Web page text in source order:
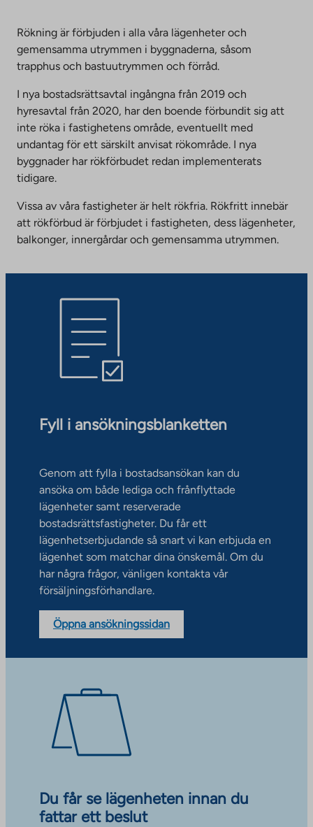
Rökning är förbjuden i alla våra lägenheter och
gemensamma utrymmen i byggnaderna, såsom
trapphus och bastuutrymmen och förråd.
I nya bostadsrättsavtal ingångna från 2019 och
hyresavtal från 2020, har den boende förbundit sig att
inte röka i fastighetens område, eventuellt med
undantag för ett särskilt anvisat rökområde. I nya
byggnader har rökförbudet redan implementerats
tidigare.
Vissa av våra fastigheter är helt rökfria. Rökfritt innebär
att rökförbud är förbjudet i fastigheten, dess lägenheter,
balkonger, innergårdar och gemensamma utrymmen.
Fyll i ansökningsblanketten
Genom att fylla i bostadsansökan kan du
ansöka om både lediga och frånflyttade
lägenheter samt reserverade
bostadsrättsfastigheter. Du får ett
lägenhetserbjudande så snart vi kan erbjuda en
lägenhet som matchar dina önskemål. Om du
har några frågor, vänligen kontakta vår
försäljningsförhandlare.
Öppna ansökningssidan
Du får se lägenheten innan du
fattar ett beslut